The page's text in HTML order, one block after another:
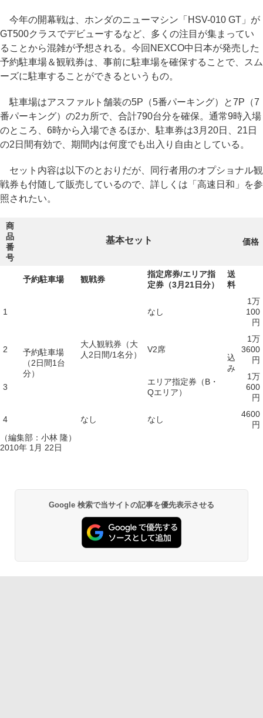
今年の開幕戦は、ホンダのニューマシン「HSV-010 GT」が
GT500クラスでデビューするなど、多くの注目が集まってい
ることから混雑が予想される。今回NEXCO中日本が発売した
予約駐車場＆観戦券は、事前に駐車場を確保することで、スム
ーズに駐車することができるというもの。
駐車場はアスファルト舗装の5P（5番パーキング）と7P（7
番パーキング）の2カ所で、合計790台分を確保。通常9時入場
のところ、6時から入場できるほか、駐車券は3月20日、21日
の2日間有効で、期間内は何度でも出入り自由としている。
セット内容は以下のとおりだが、同行者用のオプショナル観
戦券も付随して販売しているので、詳しくは「高速日和」を参
照されたい。
商
品
番
号
基本セット 価格
予約駐車場 観戦券
指定席券/エリア指
定券（3月21日分）
送
料
1
予約駐車場
（2日間1台
分）
大人観戦券（大
人2日間/1名分）
なし
込
み
1万
100
円
2 V2席
1万
3600
円
3
エリア指定券（B・
Qエリア）
1万
600
円
4 なし なし
4600
円
（編集部：小林 隆）
2010年 1月 22日
Google 検索で当サイトの記事を優先表示させる